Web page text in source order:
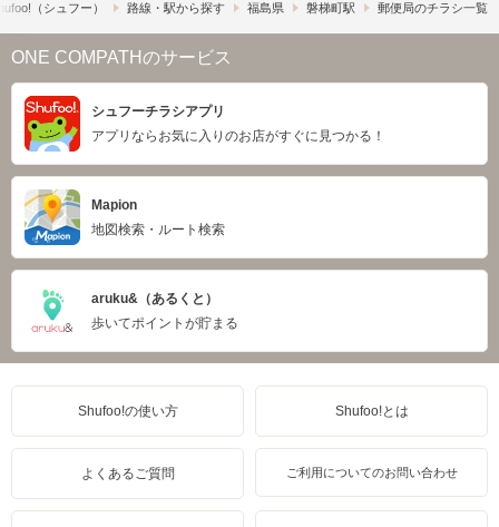
（シュフー） 路線・駅から探す 福島県 磐梯町駅 郵便局のチラシ一覧
ONE COMPATHのサービス
シュフーチラシアプリ
アプリならお気に入りのお店がすぐに見つかる！
Mapion
地図検索・ルート検索
aruku&（あるくと）
歩いてポイントが貯まる
Shufoo!の使い方 Shufoo!とは
よくあるご質問 ご利用についてのお問い合わせ